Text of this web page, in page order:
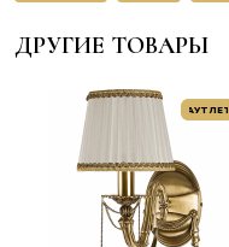
ДРУГИЕ ТОВАРЫ
АУТЛЕТ